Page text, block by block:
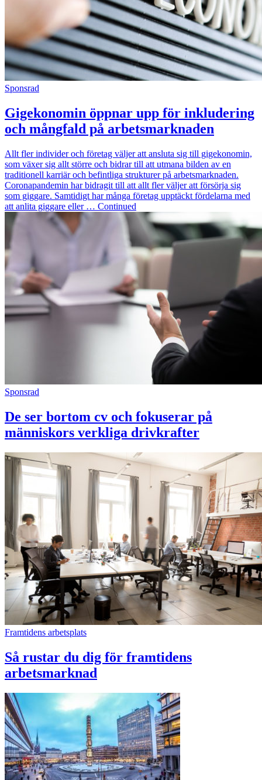
Sponsrad
Gigekonomin öppnar upp för inkludering
och mångfald på arbetsmarknaden
Allt fler individer och företag väljer att ansluta sig till gigekonomin,
som växer sig allt större och bidrar till att utmana bilden av en
traditionell karriär och befintliga strukturer på arbetsmarknaden.
Coronapandemin har bidragit till att allt fler väljer att försörja sig
som giggare. Samtidigt har många företag upptäckt fördelarna med
att anlita giggare eller … Continued
Sponsrad
De ser bortom cv och fokuserar på
människors verkliga drivkrafter
Framtidens arbetsplats
Så rustar du dig för framtidens
arbetsmarknad